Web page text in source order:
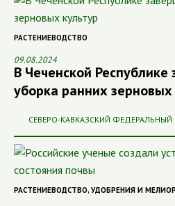
РАСТЕНИЕВОДСТВО
09.08.2024
В Чеченской Республике
уборка ранних зерновых
СЕВЕРО-КАВКАЗСКИЙ ФЕДЕРАЛЬНЫЙ
РАСТЕНИЕВОДСТВО, УДОБРЕНИЯ И